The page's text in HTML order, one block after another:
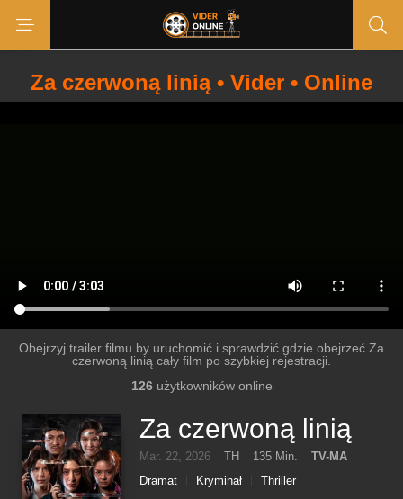
Za czerwoną linią • Vider • Online
Obejrzyj trailer filmu by uruchomić i sprawdzić gdzie obejrzeć Za
czerwoną linią cały film po szybkiej rejestracji.
126użytkowników online
Za czerwoną linią
Mar. 22, 2026 TH 135 Min.
TV-MA
Dramat
Kryminał Thriller